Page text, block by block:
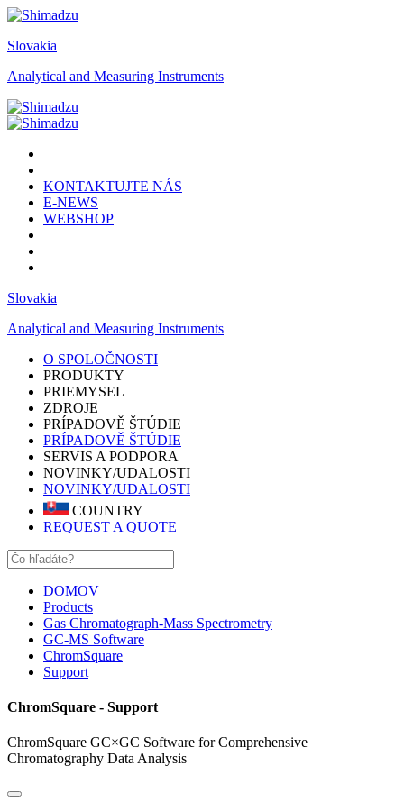
Slovakia
Analytical and Measuring Instruments
KONTAKTUJTE NÁS
E-NEWS
WEBSHOP
Slovakia
Analytical and Measuring Instruments
O SPOLOČNOSTI
PRODUKTY
PRIEMYSEL
ZDROJE
PRÍPADOVĚ ŠTÚDIE
PRÍPADOVĚ ŠTÚDIE
SERVIS A PODPORA
NOVINKY/UDALOSTI
NOVINKY/UDALOSTI
COUNTRY
REQUEST A QUOTE
DOMOV
Products
Gas Chromatograph-Mass Spectrometry
GC-MS Software
ChromSquare
Support
ChromSquare - Support
ChromSquare GC×GC Software for Comprehensive
Chromatography Data Analysis